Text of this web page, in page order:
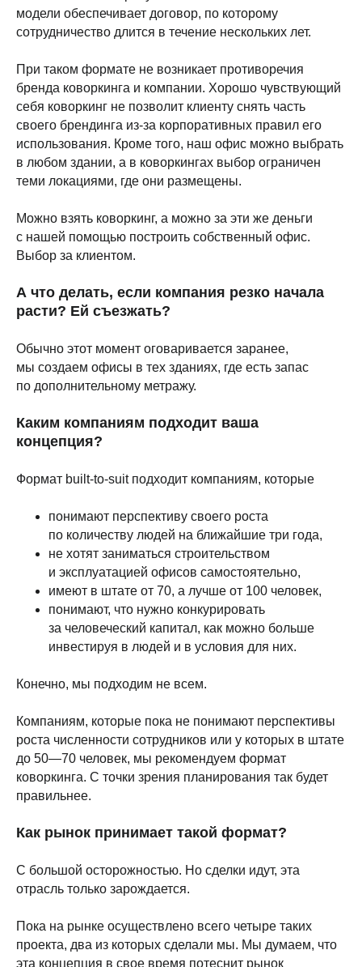
модели обеспечивает договор, по которому
сотрудничество длится в течение нескольких лет.
При таком формате не возникает противоречия
бренда коворкинга и компании. Хорошо чувствующий
себя коворкинг не позволит клиенту снять часть
своего брендинга из-за корпоративных правил его
использования. Кроме того, наш офис можно выбрать
в любом здании, а в коворкингах выбор ограничен
теми локациями, где они размещены.
Можно взять коворкинг, а можно за эти же деньги
с нашей помощью построить собственный офис.
Выбор за клиентом.
А что делать, если компания резко начала
расти? Ей съезжать?
Обычно этот момент оговаривается заранее,
мы создаем офисы в тех зданиях, где есть запас
по дополнительному метражу.
Каким компаниям подходит ваша
концепция?
Формат built-to-suit подходит компаниям, которые
понимают перспективу своего роста
по количеству людей на ближайшие три года,
не хотят заниматься строительством
и эксплуатацией офисов самостоятельно,
имеют в штате от 70, а лучше от 100 человек,
понимают, что нужно конкурировать
за человеческий капитал, как можно больше
инвестируя в людей и в условия для них.
Конечно, мы подходим не всем.
Компаниям, которые пока не понимают перспективы
роста численности сотрудников или у которых в штате
до 50—70 человек, мы рекомендуем формат
коворкинга. С точки зрения планирования так будет
правильнее.
Как рынок принимает такой формат?
С большой осторожностью. Но сделки идут, эта
отрасль только зарождается.
Пока на рынке осуществлено всего четыре таких
проекта, два из которых сделали мы. Мы думаем, что
эта концепция в свое время потеснит рынок